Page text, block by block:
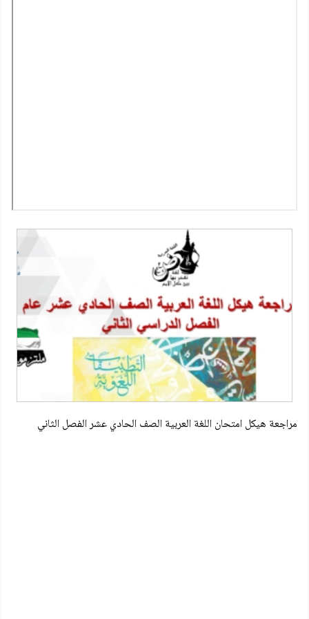
مراجعة هيكل امتحان اللغة العربية الصف الحادي عشر الفصل الثاني